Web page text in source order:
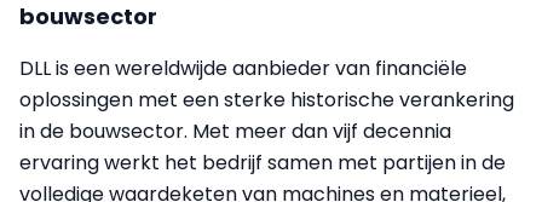
bouwsector
DLL is een wereldwijde aanbieder van financiële
oplossingen met een sterke historische verankering
in de bouwsector. Met meer dan vijf decennia
ervaring werkt het bedrijf samen met partijen in de
volledige waardeketen van machines en materieel,